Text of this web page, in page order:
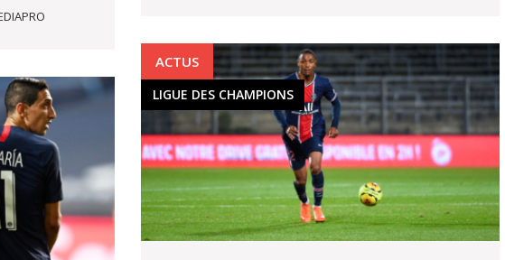
ACTUS
LIGUE DES CHAMPIONS